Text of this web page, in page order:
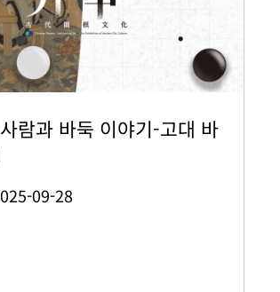
람과 바둑 이야기-고대 바
09-28